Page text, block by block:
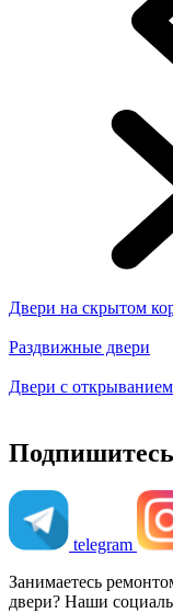
Двери на скрытом
Раздвижные двери
Двери с
telegram
Занимаетесь
двери? Наши